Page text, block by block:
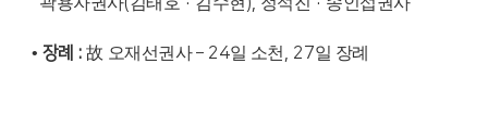
• 장례 : 故 오재선권사– 24일 소천 , 27일 장례